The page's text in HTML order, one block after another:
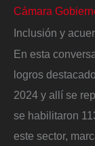
Cámara
Inclusión y
En esta
logros
2024 y allí se
se habilitaron
este sector,